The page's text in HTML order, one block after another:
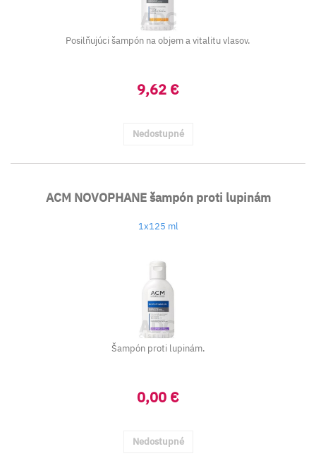
Posilňujúci šampón na objem a vitalitu vlasov.
9,62 €
Nedostupné
ACM NOVOPHANE šampón proti lupinám
1x125 ml
Šampón proti lupinám.
0,00 €
Nedostupné